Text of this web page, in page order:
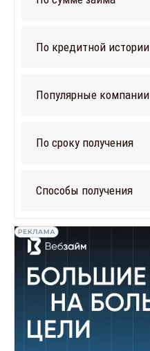
По кредитной истории
Популярные компании
По сроку получения
Способы получения